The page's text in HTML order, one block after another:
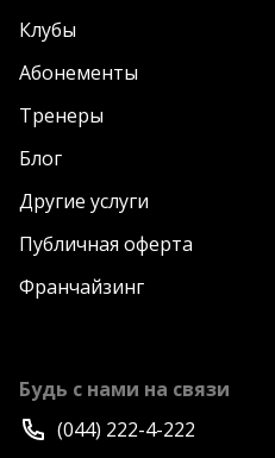
Клубы
Абонементы
Тренеры
Блог
Другие услуги
Публичная оферта
Франчайзинг
Будь с нами на связи
(044) 222-4-222